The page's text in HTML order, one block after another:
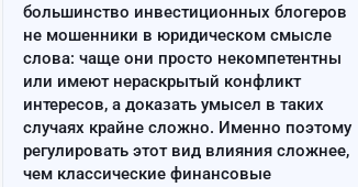
большинство инвестиционных блогеров
не мошенники в юридическом смысле
слова: чаще они просто некомпетентны
или имеют нераскрытый конфликт
интересов, а доказать умысел в таких
случаях крайне сложно. Именно поэтому
регулировать этот вид влияния сложнее,
чем классические финансовые